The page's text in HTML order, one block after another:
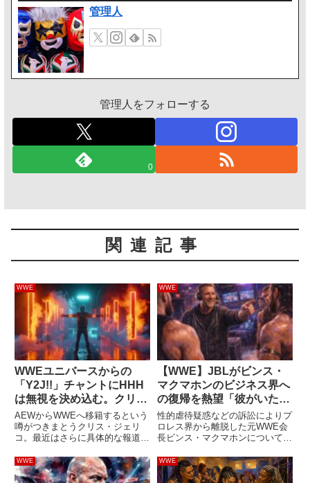
管理人
管理人をフォローする
0
関連記事
WWE
WWEユニバースからの
「Y2J!!」チャントにHHH
は無視を決め込む。クリ
ス・ジェリコ復帰説の行方
はどうなる？
AEWからWWEへ移籍するという
噂がつきまとうクリス・ジェリ
コ。最近はさらに具体的な報道が
ット上での言動や「WWEは歓迎
ムード」などの報道にとどまって
WWE
【WWE】JBLがビンス・
マクマホンのビジネス界へ
の復帰を熱望「彼がいた方
がプロレス界は良くなる」
性的虐待疑惑などの訴訟によりプ
ロレス界から離脱した元WWE会
長ビンス・マクマホンについて、
ジネス界に彼がいた方がプロレス
界は良くなる」と復帰を熱望する
WWE WWE